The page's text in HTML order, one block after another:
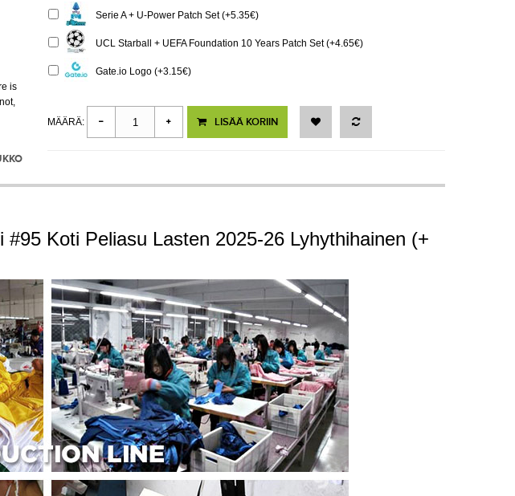
is
Serie A + U-Power Patch Set (+5.35€)
UCL Starball + UEFA Foundation 10 Years Patch Set (+4.65€)
Gate.io Logo (+3.15€)
MÄÄRÄ: LISÄÄ KORIIN
Koti Peliasu Lasten 2025-26 Lyhythihainen (+